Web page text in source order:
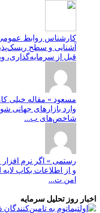
کارشناس روابط عمومی
آشنایی و سطح
قبل از سرمایه‌گذاری،
مسعود » مقاله خیلی
وارد بازارهای جهانی
شاخص‌های ب...
رستمی » اگر نرم افزار
و از اطلاعات بکاپ
امن ت...
اخبار روز تحلیل سرمایه